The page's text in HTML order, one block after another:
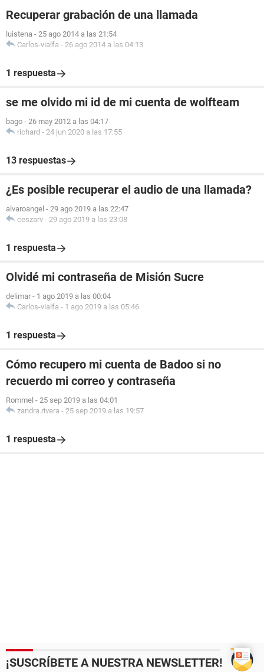
Recuperar grabación de una llamada
luistena - 25 ago 2014 a las 21:54
Carlos-vialfa - 26 ago 2014 a las 04:13
1 respuesta
se me olvido mi id de mi cuenta de wolfteam
bago - 26 may 2012 a las 04:17
richard - 24 jun 2020 a las 17:55
13 respuestas
¿Es posible recuperar el audio de una llamada?
alvaroangel - 29 ago 2019 a las 22:47
ceszarv - 29 ago 2019 a las 23:08
1 respuesta
Olvidé mi contraseña de Misión Sucre
delimar - 1 ago 2019 a las 00:04
Carlos-vialfa - 1 ago 2019 a las 05:46
1 respuesta
Cómo recupero mi cuenta de Badoo si no
recuerdo mi correo y contraseña
Rommel - 25 sep 2019 a las 04:01
zandra.rivera - 25 sep 2019 a las 19:57
1 respuesta
¡SUSCRÍBETE A NUESTRA NEWSLETTER!